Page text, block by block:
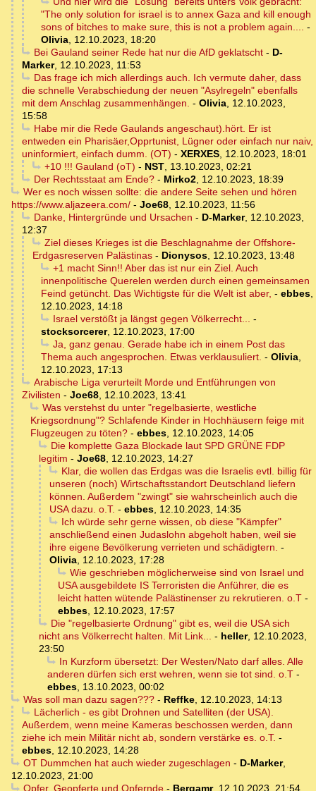
"The only solution for israel is to annex Gaza and kill enough
sons of bitches to make sure, this is not a problem again.... -
Olivia, 12.10.2023, 18:20
Bei Gauland seiner Rede hat nur die AfD geklatscht- D-
Marker, 12.10.2023, 11:53
Das frage ich mich allerdings auch. Ich vermute daher, dass
die schnelle Verabschiedung der neuen "Asylregeln" ebenfalls
mit dem Anschlag zusammenhängen. - Olivia, 12.10.2023,
15:58
Habe mir die Rede Gaulands angeschaut).hört. Er ist
entweden ein Pharisäer,Opprtunist, Lügner oder einfach nur naiv,
uninformiert, einfach dumm. (OT) - XERXES, 12.10.2023, 18:01
+10 !!! Gauland (oT) - NST, 13.10.2023, 02:21
Der Rechtsstaat am Ende?- Mirko2, 12.10.2023, 18:39
Wer es noch wissen sollte: die andere Seite sehen und hören
https://www.aljazeera.com/ - Joe68, 12.10.2023, 11:56
Danke, Hintergründe und Ursachen - D-Marker, 12.10.2023,
12:37
Ziel dieses Krieges ist die Beschlagnahme der Offshore-
Erdgasreserven Palästinas - Dionysos, 12.10.2023, 13:48
+1 macht Sinn!! Aber das ist nur ein Ziel. Auch
innenpolitische Querelen werden durch einen gemeinsamen
Feind getüncht. Das Wichtigste für die Welt ist aber, - ebbes,
12.10.2023, 14:18
Israel verstößt ja längst gegen Völkerrecht... -
stocksorcerer, 12.10.2023, 17:00
Ja, ganz genau. Gerade habe ich in einem Post das
Thema auch angesprochen. Etwas verklausuliert. - Olivia,
12.10.2023, 17:13
Arabische Liga verurteilt Morde und Entführungen von
Zivilisten - Joe68, 12.10.2023, 13:41
Was verstehst du unter "regelbasierte, westliche
Kriegsordnung"? Schlafende Kinder in Hochhäusern feige mit
Flugzeugen zu töten? - ebbes, 12.10.2023, 14:05
Die komplette Gaza Blockade laut SPD GRÜNE FDP
legitim - Joe68, 12.10.2023, 14:27
Klar, die wollen das Erdgas was die Israelis evtl. billig für
unseren (noch) Wirtschaftsstandort Deutschland liefern
können. Außerdem "zwingt" sie wahrscheinlich auch die
USA dazu. o.T. - ebbes, 12.10.2023, 14:35
Ich würde sehr gerne wissen, ob diese "Kämpfer"
anschließend einen Judaslohn abgeholt haben, weil sie
ihre eigene Bevölkerung verrieten und schädigtern. -
Olivia, 12.10.2023, 17:28
Wie geschrieben möglicherweise sind von Israel und
USA ausgebildete IS Terroristen die Anführer, die es
leicht hatten wütende Palästinenser zu rekrutieren. o.T -
ebbes, 12.10.2023, 17:57
Die "regelbasierte Ordnung" gibt es, weil die USA sich
nicht ans Völkerrecht halten. Mit Link... - heller, 12.10.2023,
23:50
In Kurzform übersetzt: Der Westen/Nato darf alles. Alle
anderen dürfen sich erst wehren, wenn sie tot sind. o.T -
ebbes, 13.10.2023, 00:02
Was soll man dazu sagen???- Reffke, 12.10.2023, 14:13
Lächerlich - es gibt Drohnen und Satelliten (der USA).
Außerdem, wenn meine Kameras beschossen werden, dann
ziehe ich mein Militär nicht ab, sondern verstärke es. o.T. -
ebbes, 12.10.2023, 14:28
OT Dummchen hat auch wieder zugeschlagen - D-Marker,
12.10.2023, 21:00
Opfer, Geopferte und Opfernde- Bergamr, 12.10.2023, 21:54